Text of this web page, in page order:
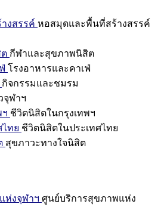
งสรรค์ หอสมุดและพื้นที่สร้างสรรค์
กีฬาและสุขภาพนิสิต
โรงอาหารและคาเฟ่
กิจกรรมและชมรม
จุฬาฯ
ชีวิตนิสิตในกรุงเทพฯ
ทย ชีวิตนิสิตในประเทศไทย
สุขภาวะทางใจนิสิต
ห่งจุฬาฯ ศูนย์บริการสุขภาพแห่ง